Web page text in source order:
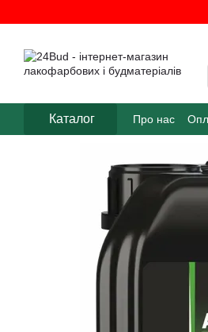
Каталог Про нас